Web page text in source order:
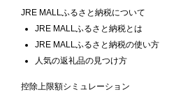
JRE MALLふるさと納税について
JRE MALLふるさと納税とは
JRE MALLふるさと納税の使い方
人気の返礼品の見つけ方
控除上限額シミュレーション